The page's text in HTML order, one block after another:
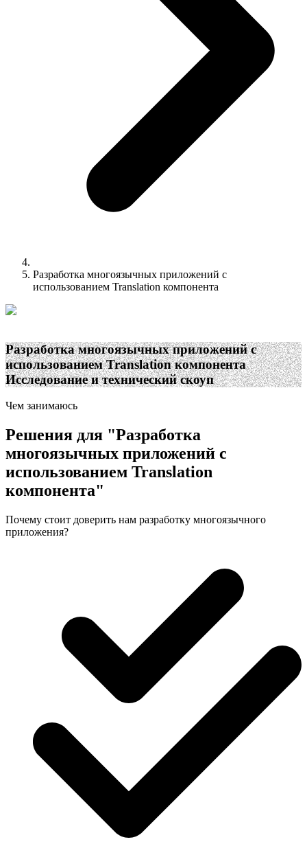
Разработка многоязычных приложений с
использованием Translation компонента
Разработка многоязычных приложений с
использованием Translation компонента
Исследование и технический скоуп
Чем занимаюсь
Решения для "Разработка
многоязычных приложений с
использованием Translation
компонента"
Почему стоит доверить нам разработку многоязычного
приложения?